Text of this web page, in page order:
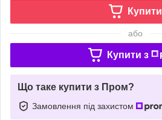
Купити
або
Купити з
Що таке купити з Пром?
Замовлення під захистом